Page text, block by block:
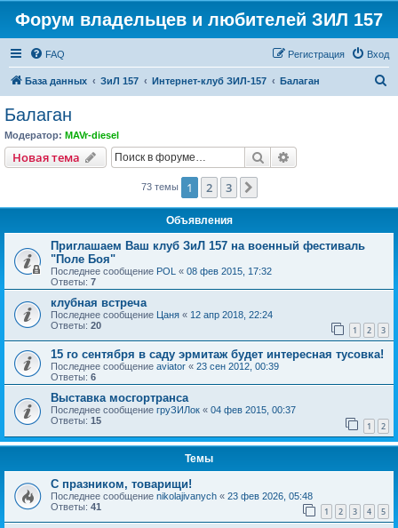
Форум владельцев и любителей ЗИЛ 157
FAQ Вход
Регистрация
База данных ЗиЛ 157 Интернет-клуб ЗИЛ-157 Балаган
Балаган
Модератор: MAVr-diesel
Новая тема Поиск
73 темы 1 2 3
Объявления
Приглашаем Ваш клуб ЗиЛ 157 на военный фестиваль
"Поле Боя"
Последнее сообщение POL « 08 фев 2015, 17:32
Ответы: 7
клубная встреча
Последнее сообщение Цаня « 12 апр 2018, 22:24
Ответы: 20 1 2 3
15 го сентября в саду эрмитаж будет интересная тусовка!
Последнее сообщение aviator « 23 сен 2012, 00:39
Ответы: 6
Выставка мосгортранса
Последнее сообщение груЗИЛок « 04 фев 2015, 00:37
Ответы: 15 1 2
Темы
С празником, товарищи!
Последнее сообщение nikolajivanych « 23 фев 2026, 05:48
Ответы: 41 1 2 3 4 5